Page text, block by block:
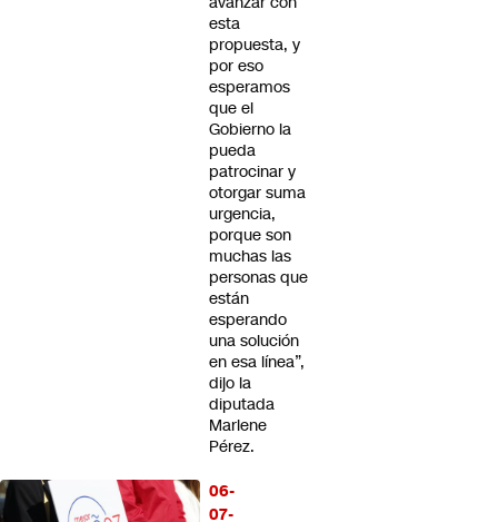
esta
propuesta, y
por eso
esperamos
que el
Gobierno la
pueda
patrocinar y
otorgar suma
urgencia,
porque son
muchas las
personas que
están
esperando
una solución
en esa línea”,
dijo la
diputada
Marlene
Pérez.
06-
07-